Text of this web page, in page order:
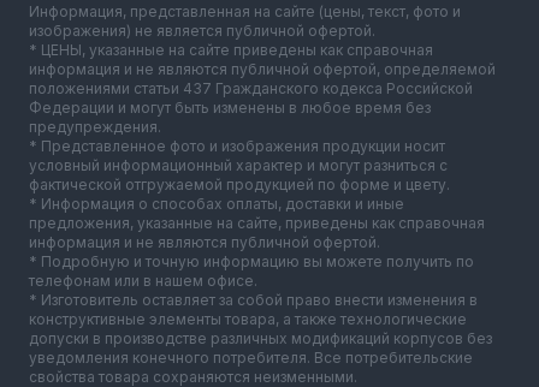
Информация, представленная на сайте (цены, текст, фото и
изображения) не является публичной офертой.
* ЦЕНЫ, указанные на сайте приведены как справочная
информация и не являются публичной офертой, определяемой
положениями статьи 437 Гражданского кодекса Российской
Федерации и могут быть изменены в любое время без
предупреждения.
* Представленное фото и изображения продукции носит
условный информационный характер и могут разниться с
фактической отгружаемой продукцией по форме и цвету.
* Информация о способах оплаты, доставки и иные
предложения, указанные на сайте, приведены как справочная
информация и не являются публичной офертой.
* Подробную и точную информацию вы можете получить по
телефонам или в нашем офисе.
* Изготовитель оставляет за собой право внести изменения в
конструктивные элементы товара, а также технологические
допуски в производстве различных модификаций корпусов без
уведомления конечного потребителя. Все потребительские
свойства товара сохраняются неизменными.